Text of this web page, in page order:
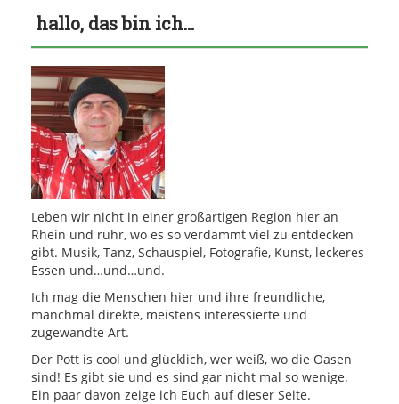
hallo, das bin ich…
Leben wir nicht in einer großartigen Region hier an
Rhein und ruhr, wo es so verdammt viel zu entdecken
gibt. Musik, Tanz, Schauspiel, Fotografie, Kunst, leckeres
Essen und…und…und.
Ich mag die Menschen hier und ihre freundliche,
manchmal direkte, meistens interessierte und
zugewandte Art.
Der Pott is cool und glücklich, wer weiß, wo die Oasen
sind! Es gibt sie und es sind gar nicht mal so wenige.
Ein paar davon zeige ich Euch auf dieser Seite.